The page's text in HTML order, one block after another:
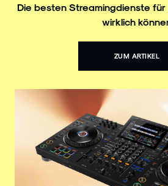
Die besten Streamingdienste
wirklich
ZUM ARTIKEL